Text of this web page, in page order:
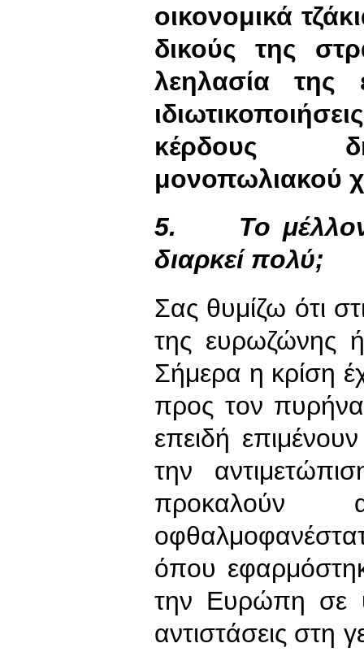
οικονομικά
δικούς της
λεηλασία της
κέρδους
μονοπωλιακού
5. Το
διαρκεί πολύ;
Σας θυμίζω ότι
της ευρωζώνης
Σήμερα η κρίση
προς τον
επειδή
την
προκαλούν
όπου
την Ευρώπη σε
αντιστάσεις στη